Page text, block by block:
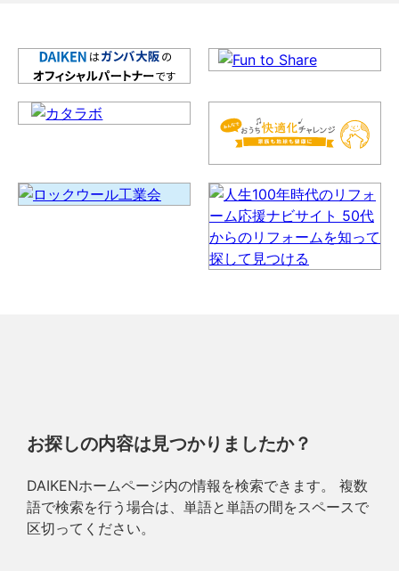
お探しの内容は見つかりましたか？
DAIKENホームページ内の情報を検索できます。 複数
語で検索を行う場合は、単語と単語の間をスペースで
区切ってください。